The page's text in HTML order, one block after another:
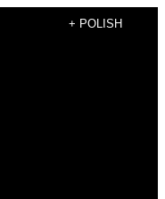
+ POLISH